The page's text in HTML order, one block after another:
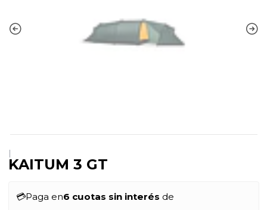
|
KAITUM 3 GT
💳Paga en6 cuotas sin interés de